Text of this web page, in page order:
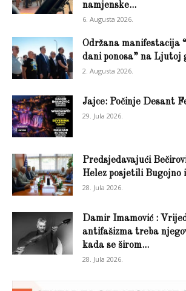
namjenske...
6. Augusta 2026.
Održana manifestacija
dani ponosa” na Ljutoj
2. Augusta 2026.
Jajce: Počinje Desant
29. Jula 2026.
Predsjedavajući
Helez posjetili Bugojno
28. Jula 2026.
Damir Imamović :
antifašizma treba
kada se širom...
28. Jula 2026.